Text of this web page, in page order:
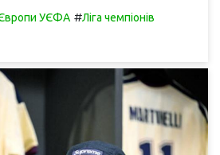
Європи УЄФА #Ліга чемпіонів